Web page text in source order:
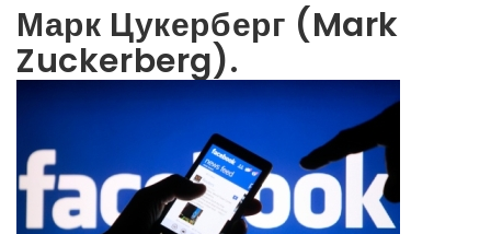
Марк Цукерберг (Mark
Zuckerberg).